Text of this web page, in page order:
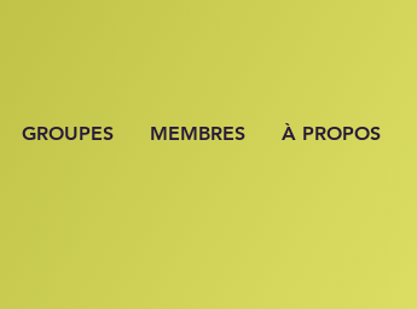
GROUPES MEMBRES À PROPOS